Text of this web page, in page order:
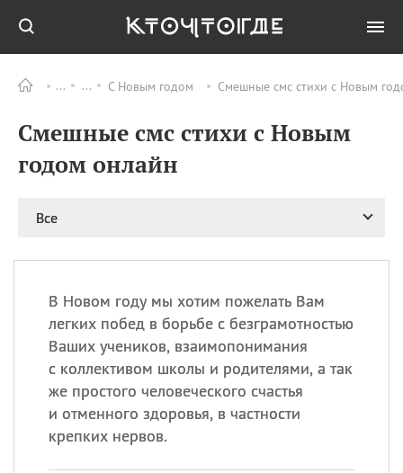
С Новым годом Смешные смс стихи с Новым
Смешные смс стихи с Новым
годом онлайн
Все
В Новом году мы хотим пожелать Вам
легких побед в борьбе с безграмотностью
Ваших учеников, взаимопонимания
с коллективом школы и родителями, а так
же простого человеческого счастья
и отменного здоровья, в частности
крепких нервов.
ПРАЗДНИКИ Все
09.08 День памяти жертв
день
рисового пудинга
09.08 День Дымняшки
(Smokey Bear Day)